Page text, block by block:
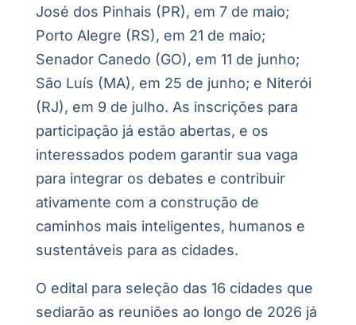
José dos Pinhais (PR), em 7 de maio;
Porto Alegre (RS), em 21 de maio;
Senador Canedo (GO), em 11 de junho;
São Luís (MA), em 25 de junho; e Niterói
(RJ), em 9 de julho. As inscrições para
participação já estão abertas, e os
interessados podem garantir sua vaga
para integrar os debates e contribuir
ativamente com a construção de
caminhos mais inteligentes, humanos e
sustentáveis para as cidades.
O edital para seleção das 16 cidades que
sediarão as reuniões ao longo de 2026 já